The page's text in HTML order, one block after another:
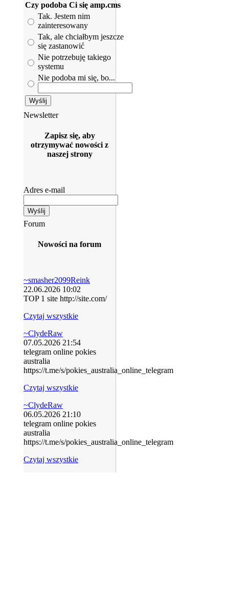
Czy podoba Ci się amp.cms
Tak. Jestem nim
zainteresowany
Tak, ale chciałbym jeszcze
się zastanowić
Nie potrzebuję takiego
systemu
Nie podoba mi się, bo...
Newsletter
Zapisz się, aby
otrzymywać nowości z
naszej strony
Adres e-mail
Forum
Nowości na forum
~smasher2099Reink
22.06.2026 10:02
TOP 1 site http://site.com/
Czytaj wszystkie
~ClydeRaw
07.05.2026 21:54
telegram online pokies
australia
https://t.me/s/pokies_australia_online_telegram
Czytaj wszystkie
~ClydeRaw
06.05.2026 21:10
telegram online pokies
australia
https://t.me/s/pokies_australia_online_telegram
Czytaj wszystkie